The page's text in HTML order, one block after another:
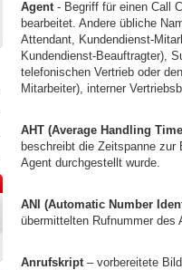
Agent- Begriff für einen Call
bearbeitet. Andere übliche
Attendant, Kundendienst-
Kundendienst-Beauftragter),
telefonischen Vertrieb oder
Mitarbeiter), interner
AHT (Average Handling
beschreibt die Zeitspanne
Agent durchgestellt wurde.
ANI (Automatic Number
übermittelten Rufnummer des
Anrufskript– vorbereitete